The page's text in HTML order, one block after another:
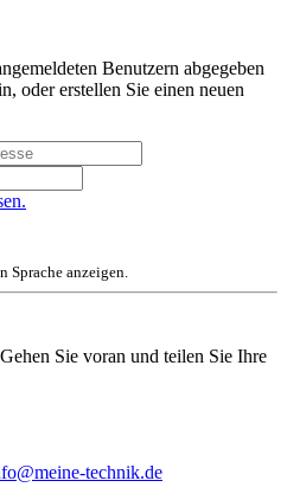
Benutzern abgegeben
oder erstellen Sie einen neuen
anzeigen.
Sie voran und teilen Sie Ihre
technik.de